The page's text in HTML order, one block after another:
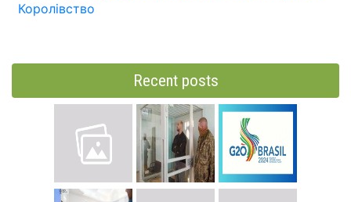
Королівство
Recent posts